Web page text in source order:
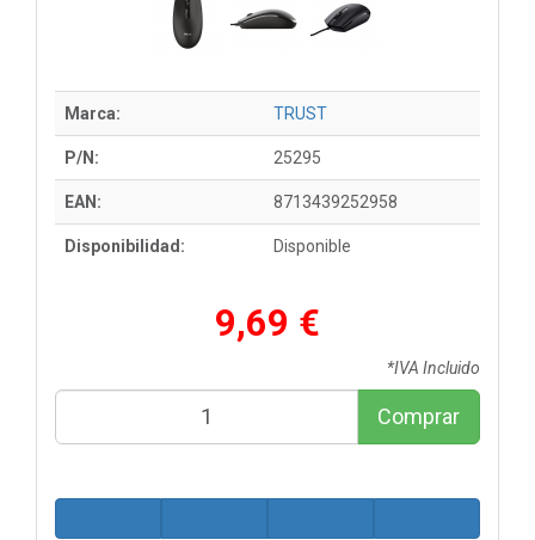
Marca: TRUST
P/N: 25295
EAN: 8713439252958
Disponibilidad: Disponible
9,69 €
*IVA Incluido
Comprar